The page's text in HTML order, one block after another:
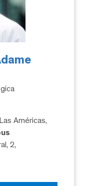
Américas,
2,